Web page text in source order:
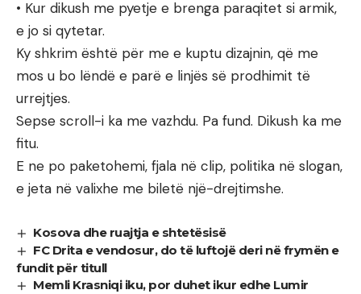
• Kur dikush me pyetje e brenga paraqitet si armik,
e jo si qytetar.
Ky shkrim është për me e kuptu dizajnin, që me
mos u bo lëndë e parë e linjës së prodhimit të
urrejtjes.
Sepse scroll-i ka me vazhdu. Pa fund. Dikush ka me
fitu.
E ne po paketohemi, fjala në clip, politika në slogan,
e jeta në valixhe me biletë një-drejtimshe.
Kosova dhe ruajtja e shtetësisë
FC Drita e vendosur, do të luftojë deri në frymën e
fundit për titull
Memli Krasniqi iku, por duhet ikur edhe Lumir